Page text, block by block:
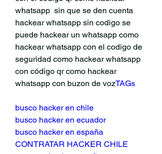
whatsapp  sin que se den cuenta
hackear whatsapp sin codigo se
puede hackear un whatsapp como
hackear whatsapp con el codigo de
seguridad como hackear whatsapp
con código qr como hackear
whatsapp con buzon de vozTAGs
busco hacker en chile
busco hacker en ecuador
busco hacker en españa
CONTRATAR HACKER CHILE